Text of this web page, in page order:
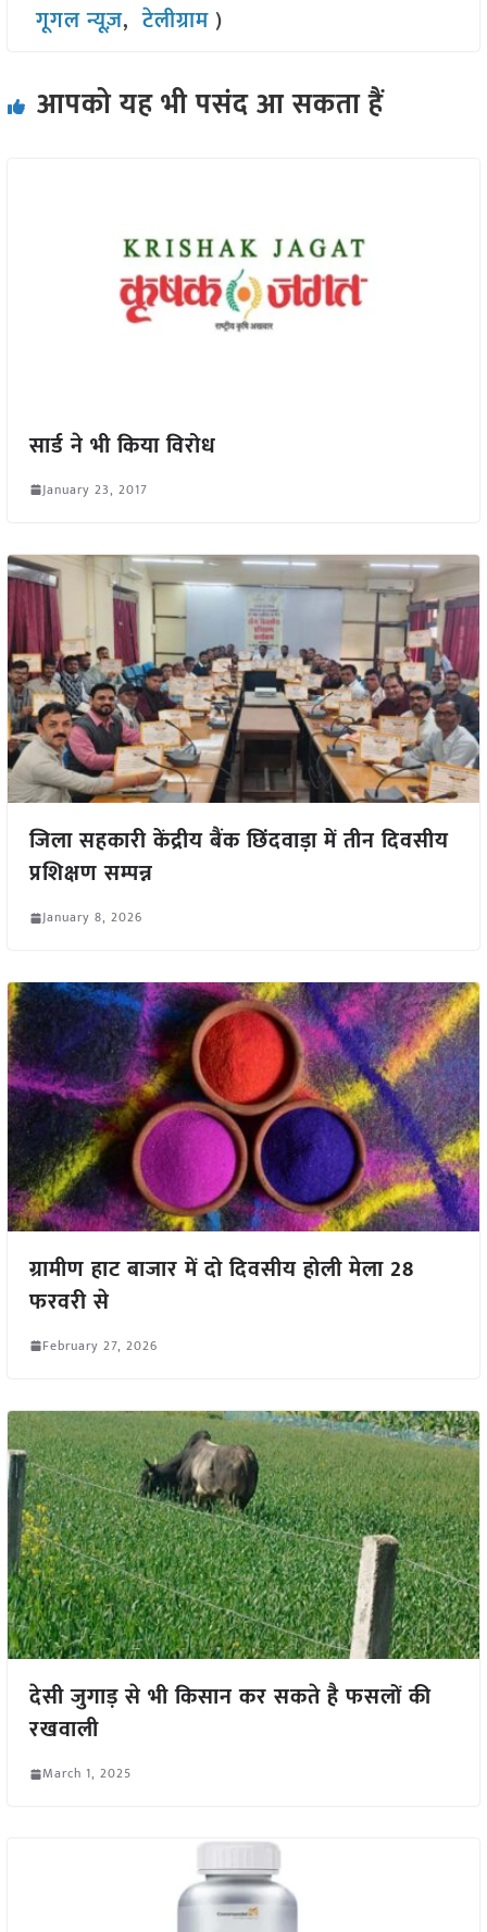
गूगल न्यूज़,टेलीग्राम )
आपको यह भी पसंद आ सकता हैं
सार्ड ने भी किया विरोध
January 23, 2017
जिला सहकारी केंद्रीय बैंक छिंदवाड़ा में तीन दिवसीय
प्रशिक्षण सम्पन्न
January 8, 2026
ग्रामीण हाट बाजार में दो दिवसीय होली मेला 28
फरवरी से
February 27, 2026
देसी जुगाड़ से भी किसान कर सकते है फसलों की
रखवाली
March 1, 2025